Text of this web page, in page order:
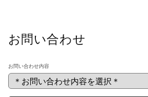
お問い合わせ
お問い合わせ内容